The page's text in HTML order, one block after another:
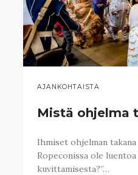
AJANKOHTAISTA
Mistä ohjelma
Ihmiset ohjelman
Ropeconissa ole
kuvittamisesta?”…